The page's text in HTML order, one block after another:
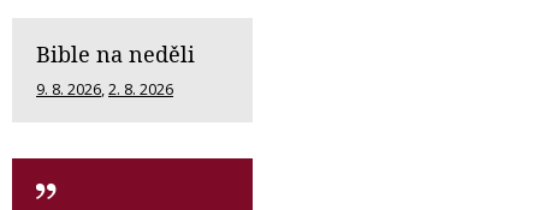
Bible na neděli
9. 8. 2026,2. 8. 2026